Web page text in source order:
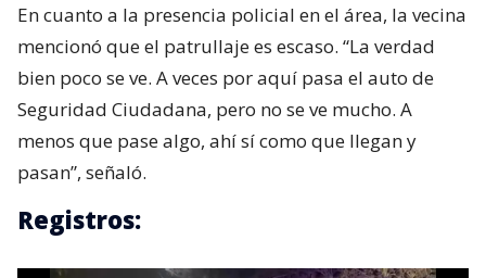
En cuanto a la presencia policial en el área, la vecina
mencionó que el patrullaje es escaso. “La verdad
bien poco se ve. A veces por aquí pasa el auto de
Seguridad Ciudadana, pero no se ve mucho. A
menos que pase algo, ahí sí como que llegan y
pasan”, señaló.
Registros: